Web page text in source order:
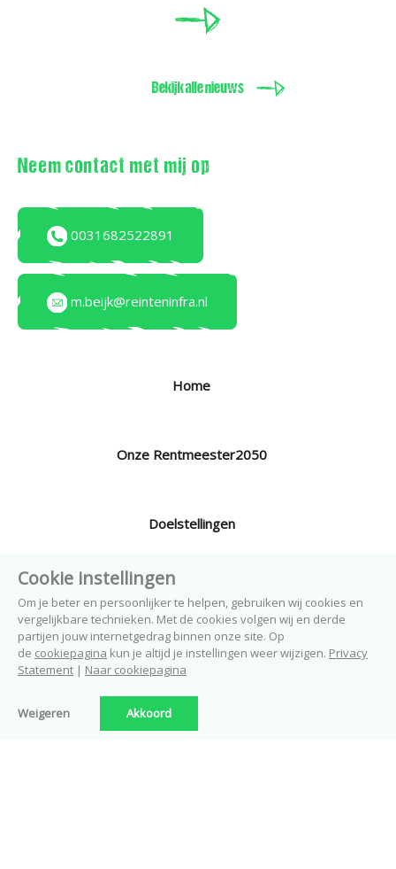
Bekijk alle nieuws
Neem contact met mij op
0031682522891
m.beijk@reinteninfra.nl
Home
Onze Rentmeester2050
Doelstellingen
Nieuwbouw in Borne
Nieuws
En verder.....
Cookie instellingen
Om je beter en persoonlijker te helpen, gebruiken wij cookies en
vergelijkbare technieken. Met de cookies volgen wij en derde
partijen jouw internetgedrag binnen onze site. Op
de cookiepagina kun je altijd je instellingen weer wijzigen. Privacy
Statement | Naar cookiepagina
Weigeren Akkoord